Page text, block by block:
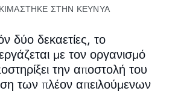
ΣΤΗΝ ΚΕΥΝΥΑ
δύο δεκαετίες, το
με τον οργανισμό
την αποστολή του
των πλέον απειλούμενων